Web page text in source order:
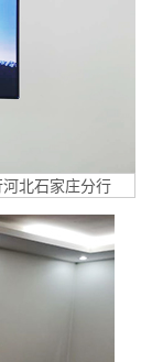
北石家庄分行